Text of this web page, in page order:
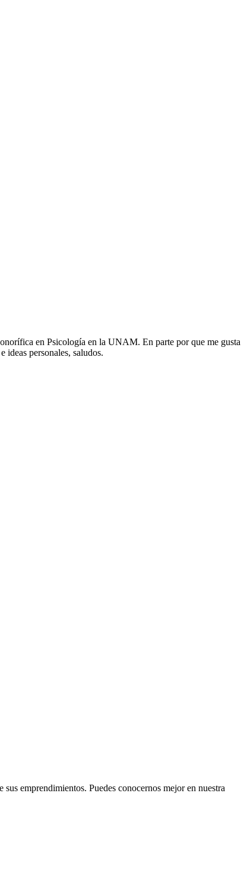
en Psicología en la UNAM. En parte por que me gusta
ideas personales, saludos.
emprendimientos. Puedes conocernos mejor en nuestra